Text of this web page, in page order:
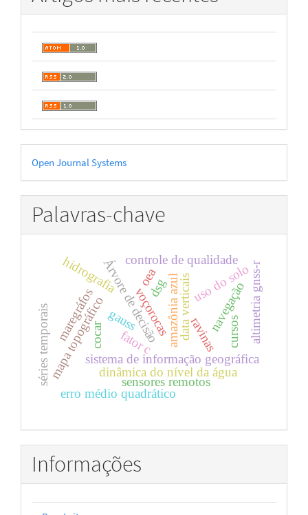
Desenvolvido
por
Open Journal Systems
Palavras-chave
data verticais
amazônia azul
voçorocas ravinas
uso do solo
sistema de informação geográfica
Árvore de decisão
mapa topográfico
controle de qualidade
séries temporais
altimetria gnss-r
dinâmica do nível da água
maregráfos
sensores remotos
hidrografia
navegação
cocar
dsg
fator c
erro médio quadrático
gauss
oea
cursos
Informações